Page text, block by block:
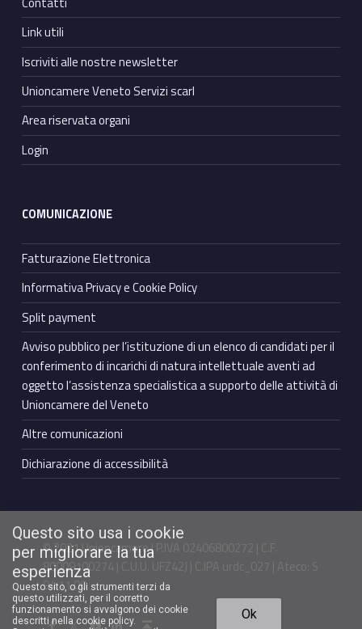
Link utili
Iscriviti alle nostre newsletter
Unioncamere Veneto Servizi scarl
Area riservata organi
Login
COMUNICAZIONE
Fatturazione Elettronica
Informativa Privacy e Cookie Policy
Split payment
Avviso pubblico per l’istituzione di un elenco di candidati per il
conferimento di incarichi di natura intellettuale aventi ad
oggetto l’assistenza specialistica a supporto delle attività di
Unioncamere del Veneto
Altre comunicazioni
Dichiarazione di accessibilità
© 2021 Unioncamere | P.IVA 02406800272 | C.F.
80009100274 | C.U.U. UFZ42J | C.IPA urdc_027 | Ateco: S
94.11.00
Facebook Unioncamere VenetoTwitter Unioncamere VenetoYoutube Unioncamere VenetoLinkedin Unioncamere Veneto Torna in cima ↑
Questo sito usa i cookie
per migliorare la tua
esperienza
Questo sito, o gli strumenti terzi da
questo utilizzati, per il corretto
funzionamento si avvalgono dei cookie
descritti nella cookie policy.
Ok